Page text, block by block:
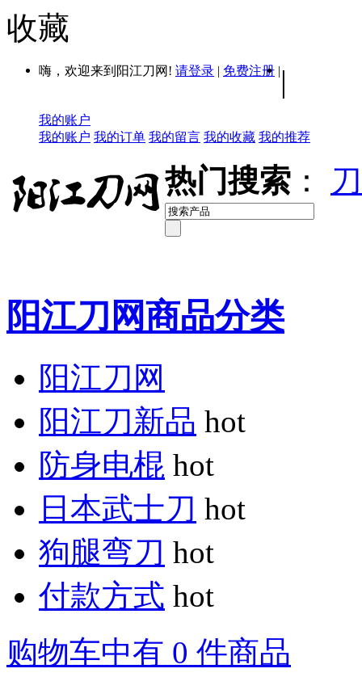
收藏
嗨，欢迎来到阳江刀网! 请登录 | 免费注册 | |
我的账户
我的账户 我的订单 我的留言 我的收藏 我的推荐
热门搜索 ：
阳江刀网商品分类
阳江刀网
阳江刀新品 hot
防身电棍 hot
日本武士刀 hot
狗腿弯刀 hot
付款方式 hot
购物车中有 0 件商品